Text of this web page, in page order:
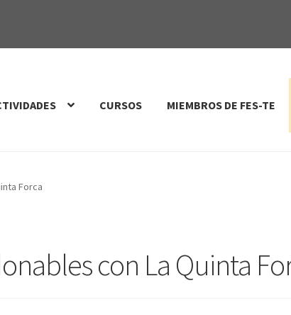
CURSOS MIEMBROS DE FES-TE
Forca
con La Quinta